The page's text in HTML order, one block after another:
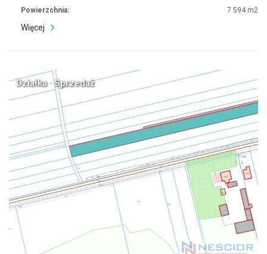
Powierzchnia: 7 594 m2
Więcej
Działka · Sprzedaż